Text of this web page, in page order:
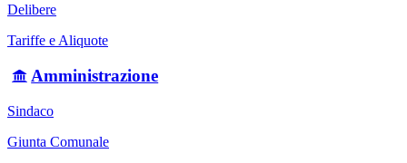
Delibere
Tariffe e Aliquote
Amministrazione
Sindaco
Giunta Comunale